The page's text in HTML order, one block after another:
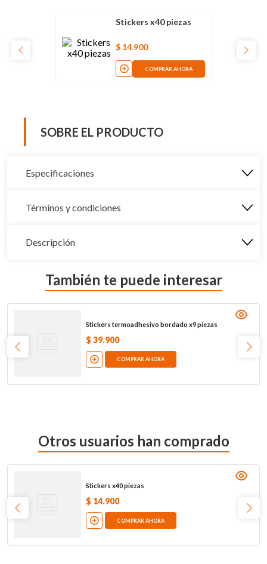
Stickers x40 piezas
$ 14.900
COMPRAR AHORA
SOBRE EL PRODUCTO
Especificaciones
Términos y condiciones
Descripción
También te puede interesar
Stickers termoadhesivo bordado x9 piezas
$ 39.900
COMPRAR AHORA
Otros usuarios han comprado
Stickers x40 piezas
$ 14.900
COMPRAR AHORA